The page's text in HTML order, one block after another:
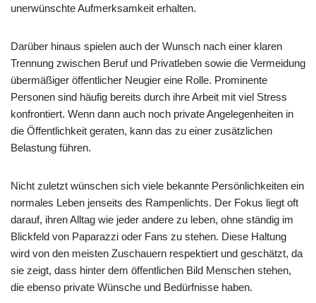
unerwünschte Aufmerksamkeit erhalten.
Darüber hinaus spielen auch der Wunsch nach einer klaren
Trennung zwischen Beruf und Privatleben sowie die Vermeidung
übermäßiger öffentlicher Neugier eine Rolle. Prominente
Personen sind häufig bereits durch ihre Arbeit mit viel Stress
konfrontiert. Wenn dann auch noch private Angelegenheiten in
die Öffentlichkeit geraten, kann das zu einer zusätzlichen
Belastung führen.
Nicht zuletzt wünschen sich viele bekannte Persönlichkeiten ein
normales Leben jenseits des Rampenlichts. Der Fokus liegt oft
darauf, ihren Alltag wie jeder andere zu leben, ohne ständig im
Blickfeld von Paparazzi oder Fans zu stehen. Diese Haltung
wird von den meisten Zuschauern respektiert und geschätzt, da
sie zeigt, dass hinter dem öffentlichen Bild Menschen stehen,
die ebenso private Wünsche und Bedürfnisse haben.